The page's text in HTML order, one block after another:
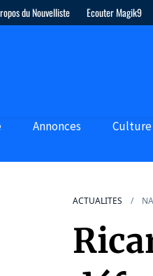
du Nouvelliste Ecouter Magik9
Annonces Culture
ACTUALITES